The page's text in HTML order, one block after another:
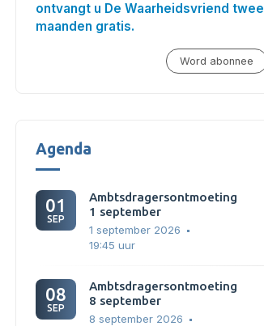
ontvangt u De Waarheidsvriend twee
maanden gratis.
Word abonnee
Agenda
01
SEP
Ambtsdragersontmoeting
1 september
1 september 2026
19:45 uur
08
SEP
Ambtsdragersontmoeting
8 september
8 september 2026